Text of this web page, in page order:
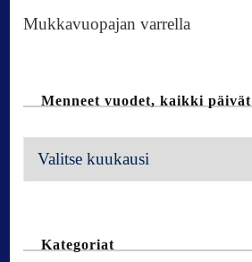
Mukkavuopajan varrella
Menneet vuodet, kaikki päivät
M
e
Kategoriat